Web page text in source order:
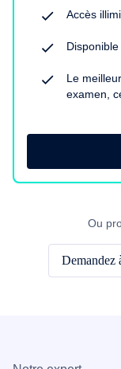
Accès
Le
examen,
Ou
Demandez